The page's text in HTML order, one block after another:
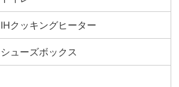
IHクッキングヒーター
シューズボックス